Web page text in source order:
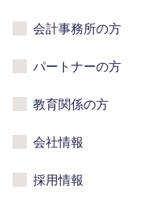
会計事務所の方
パートナーの方
教育関係の方
会社情報
採用情報